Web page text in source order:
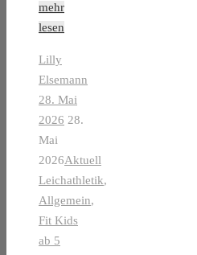
mehr
lesen
Lilly
Elsemann
28. Mai
2026 28.
Mai
2026Aktuell
Leichathletik,
Allgemein,
Fit Kids
ab 5